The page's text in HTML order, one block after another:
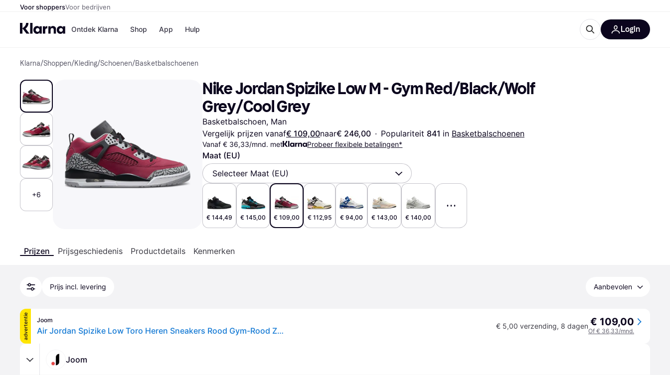
Voor shoppersVoor bedrijven
Ontdek Klarna
Betaal nu
Betaal in 3 delen
Betaal in 30 dagen
Winkeloverzicht
Lidmaatschappen
Vrienden uitnodigen
Saldo
Spaarrekeningen
Shop
Winkels
Bol
Booking.com
H&M
Kruidvat
Winkeloverzicht
Gezondheid &
Schoonheid
Kleding
Speelgoed
Huizen en Interieurs
Geluid & Beeld
Sport en Outdoor
Klussen
Telefoons & Wearables
Kinderen en Familie
Keukenapparaten
Huishoudapparaten
App Hulp Login
Klarna/Shoppen/Kleding/Schoenen/Basketbalschoenen
+6
Nike Jordan Spizike Low M - Gym Red/Black/Wolf
Grey/Cool Grey
Basketbalschoen, Man
Vergelijk prijzen vanaf€ 109,00naar€ 246,00 · Populariteit 841 in Basketbalschoenen
Vanaf € 36,33/mnd. met Probeer flexibele betalingen*
Maat (EU)
Selecteer Maat (EU)
€ 144,49 € 145,00 € 109,00 € 112,95 € 94,00 € 143,00 € 140,00
Prijzen Prijsgeschiedenis Productdetails Kenmerken
Prijs incl. levering Aanbevolen
advertentie Joom
Air Jordan Spizike Low Toro Heren Sneakers Rood Gym-Rood Zwart FQ1759-600 42 € 5,00 verzending, 8 dagen € 109,00
Of € 36,33/mnd.
Joom